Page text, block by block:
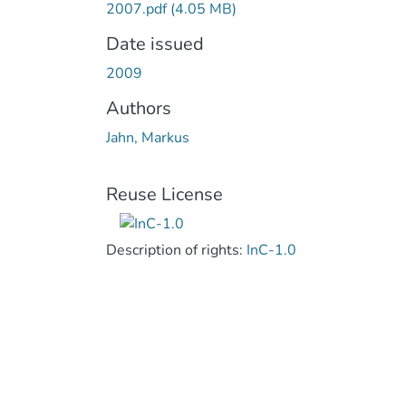
2007.pdf(4.05 MB)
Date issued
2009
Authors
Jahn, Markus
Reuse License
Description of rights: InC-1.0